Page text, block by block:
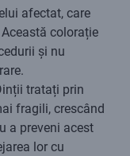
afectat, care
colorație
și nu
tratați prin
fragili, crescând
a preveni acest
lor cu